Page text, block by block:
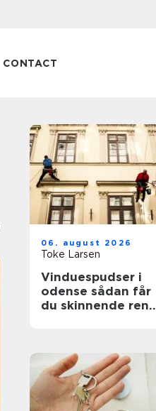
CONTACT
06. august 2026
Toke Larsen
Vinduespudser i
odense sådan får
du skinnende rene